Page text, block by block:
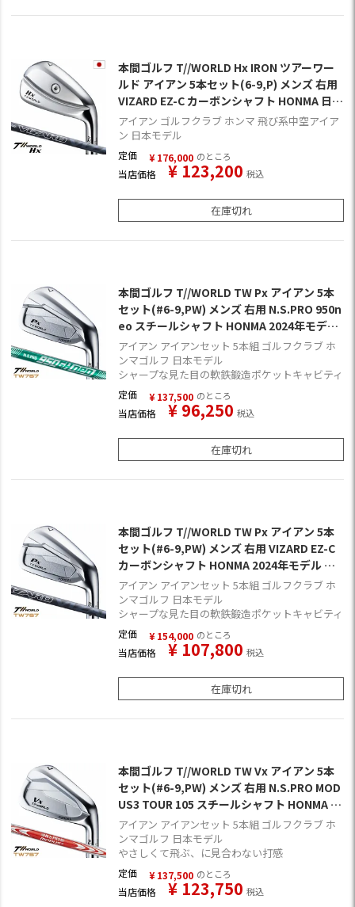
本間ゴルフ T//WORLD Hx IRON ツアーワー
ルド アイアン 5本セット(6-9,P) メンズ 右用
VIZARD EZ-C カーボンシャフト HONMA 日本
正規品 ゴルフクラブ
アイアン ゴルフクラブ ホンマ 飛び系中空アイア
ン 日本モデル
定価 ¥ 176,000 のところ
当店価格 ¥ 123,200 税込
在庫切れ
本間ゴルフ T//WORLD TW Px アイアン 5本
セット(#6-9,PW) メンズ 右用 N.S.PRO 950n
eo スチールシャフト HONMA 2024年モデル
日本正規品 ゴルフクラブ【TW767】
アイアン アイアンセット 5本組 ゴルフクラブ ホ
ンマゴルフ 日本モデル
シャープな見た目の軟鉄鍛造ポケットキャビティ
定価 ¥ 137,500 のところ
当店価格 ¥ 96,250 税込
在庫切れ
本間ゴルフ T//WORLD TW Px アイアン 5本
セット(#6-9,PW) メンズ 右用 VIZARD EZ-C
カーボンシャフト HONMA 2024年モデル 日
本正規品 ゴルフクラブ【TW767】
アイアン アイアンセット 5本組 ゴルフクラブ ホ
ンマゴルフ 日本モデル
シャープな見た目の軟鉄鍛造ポケットキャビティ
定価 ¥ 154,000 のところ
当店価格 ¥ 107,800 税込
在庫切れ
本間ゴルフ T//WORLD TW Vx アイアン 5本
セット(#6-9,PW) メンズ 右用 N.S.PRO MOD
US3 TOUR 105 スチールシャフト HONMA 20
24年モデル 日本正規品 ゴルフクラブ【TW7
67】
アイアン アイアンセット 5本組 ゴルフクラブ ホ
ンマゴルフ 日本モデル
やさしくて飛ぶ、に見合わない打感
定価 ¥ 137,500 のところ
当店価格 ¥ 123,750 税込